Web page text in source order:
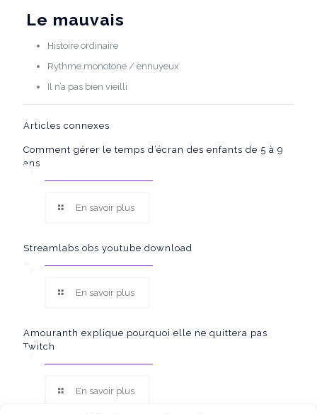
Le mauvais
Histoire ordinaire
Rythme monotone / ennuyeux
Il n’a pas bien vieilli
Articles connexes
Comment gérer le temps d’écran des enfants de 5 à 9
ans
En savoir plus
Streamlabs obs youtube download
En savoir plus
Amouranth explique pourquoi elle ne quittera pas
Twitch
En savoir plus